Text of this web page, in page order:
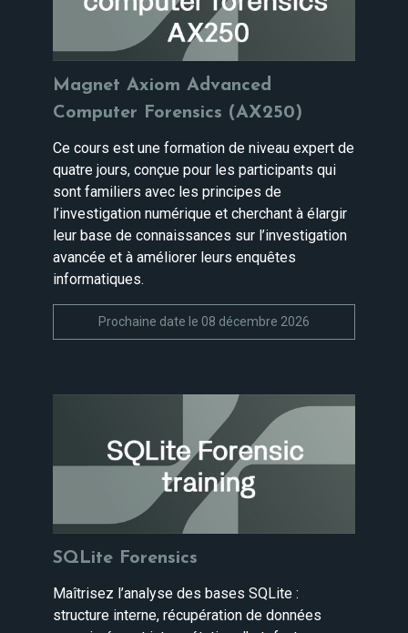
Magnet Axiom Advanced
Computer Forensics (AX250)
Ce cours est une formation de niveau expert de
quatre jours, conçue pour les participants qui
sont familiers avec les principes de
l’investigation numérique et cherchant à élargir
leur base de connaissances sur l’investigation
avancée et à améliorer leurs enquêtes
informatiques.
Prochaine date le 08 décembre 2026
SQLite Forensics
Maîtrisez l’analyse des bases SQLite :
structure interne, récupération de données